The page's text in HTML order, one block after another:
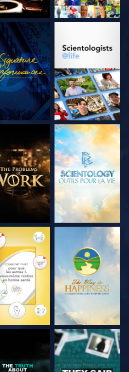
REGARDER
DÉCOUVRIR LES
LES
DÉCOUVRIR LES
SÉRIES
REGARDER REGARDER
REGARDER